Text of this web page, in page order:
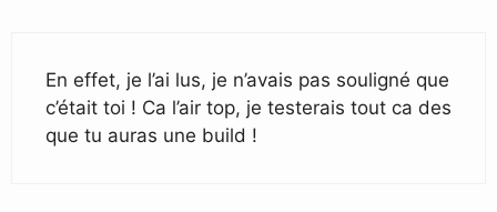
En effet, je l’ai lus, je n’avais pas souligné que
c’était toi ! Ca l’air top, je testerais tout ca des
que tu auras une build !